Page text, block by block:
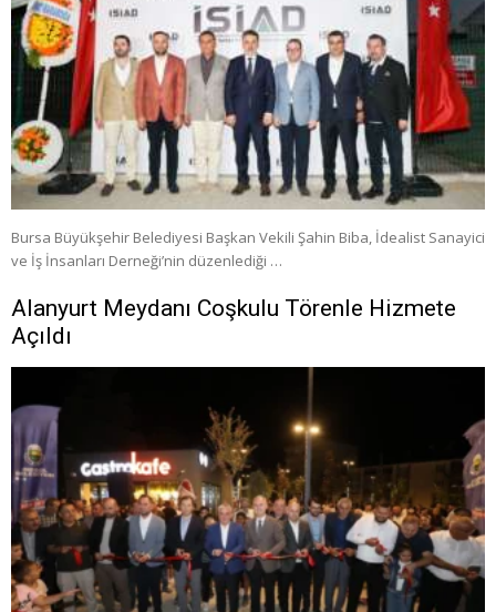
Bursa Büyükşehir Belediyesi Başkan Vekili Şahin Biba, İdealist Sanayici
ve İş İnsanları Derneği’nin düzenlediği …
Alanyurt Meydanı Coşkulu Törenle Hizmete
Açıldı